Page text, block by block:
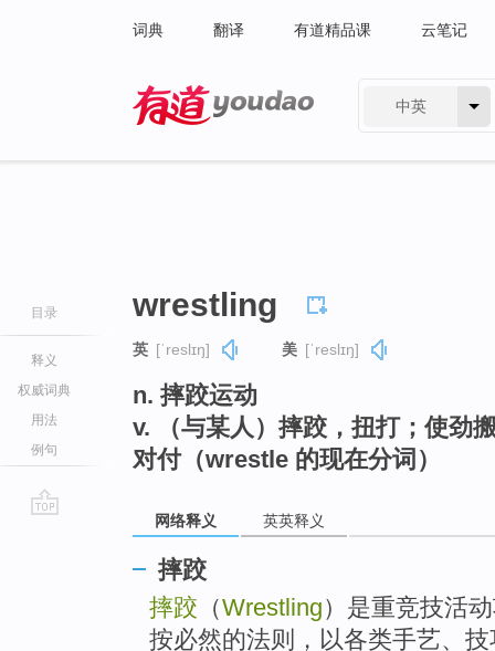
词典 翻译 有道精品课 云笔记
中英
目录
释义
权威词典
用法
例句
wrestling
英 [ˈreslɪŋ] 美 [ˈreslɪŋ]
n. 摔跤运动
v. （与某人）摔跤，扭打；使劲
对付（wrestle 的现在分词）
网络释义 英英释义
摔跤
摔跤 （Wrestling）是重竞技活
按必然的法则，以各类手艺、